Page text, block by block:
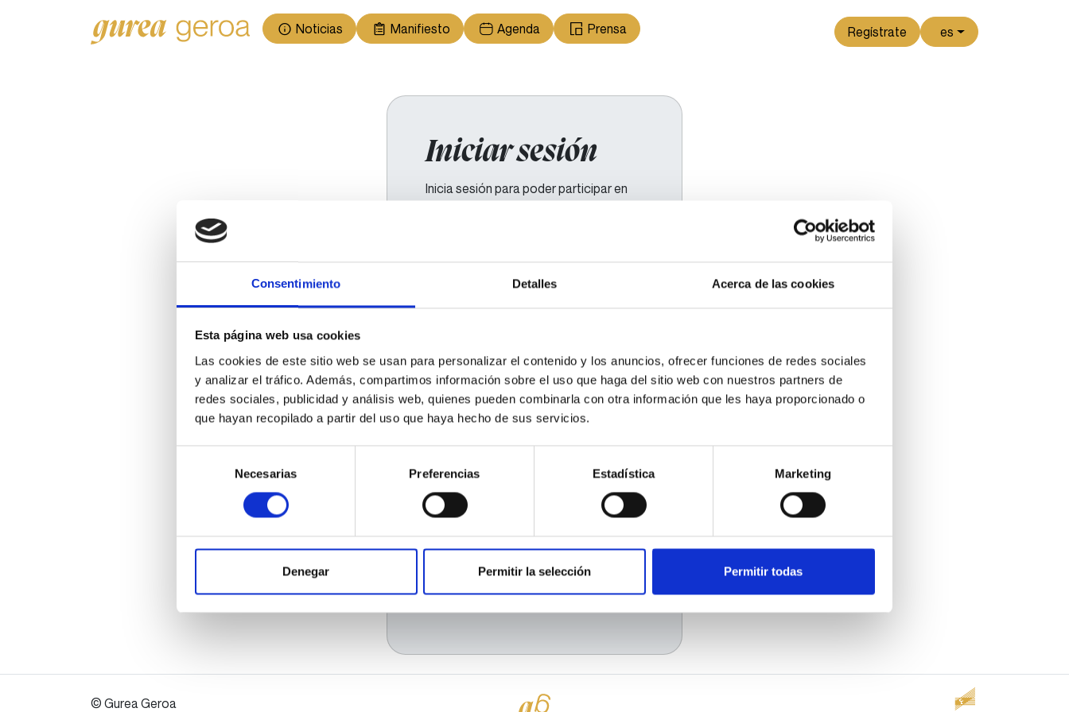
Consentimiento Detalles Acerca de las cookies
Esta página web usa cookies
Las cookies de este sitio web se usan para personalizar el contenido y los anuncios, ofrecer funciones de redes sociales
y analizar el tráfico. Además, compartimos información sobre el uso que haga del sitio web con nuestros partners de
redes sociales, publicidad y análisis web, quienes pueden combinarla con otra información que les haya proporcionado o
que hayan recopilado a partir del uso que haya hecho de sus servicios.
consentimiento
Necesarias Preferencias Estadística Marketing
Denegar Permitir la selección Permitir todas
Noticias Manifiesto Agenda Prensa Regístrate es
Iniciar sesión
Inicia sesión para poder participar en
Email de usuario
Entrar
¿Ha olvidado la contraseña o el
email?
¿Ya te has registrado pero no
Google
¿Aún no tienes cuenta?Crear
cuenta
© Gurea Geroa